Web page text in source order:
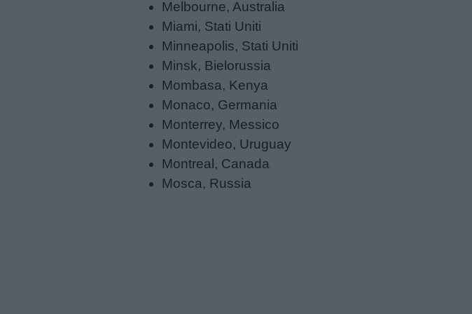
Melbourne, Australia
Miami, Stati Uniti
Minneapolis, Stati Uniti
Minsk, Bielorussia
Mombasa, Kenya
Monaco, Germania
Monterrey, Messico
Montevideo, Uruguay
Montreal, Canada
Mosca, Russia